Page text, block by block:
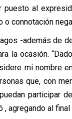
puesto al
o connotación
-además de
la ocasión.
mi nombre
que, con
participar
, agregando al